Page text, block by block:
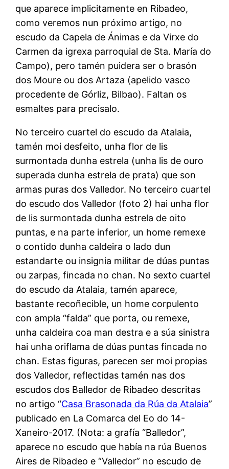
que aparece implicitamente en Ribadeo,
como veremos nun próximo artigo, no
escudo da Capela de Ánimas e da Virxe do
Carmen da igrexa parroquial de Sta. María do
Campo), pero tamén puidera ser o brasón
dos Moure ou dos Artaza (apelido vasco
procedente de Górliz, Bilbao). Faltan os
esmaltes para precisalo.
No terceiro cuartel do escudo da Atalaia,
tamén moi desfeito, unha flor de lis
surmontada dunha estrela (unha lis de ouro
superada dunha estrela de prata) que son
armas puras dos Valledor. No terceiro cuartel
do escudo dos Valledor (foto 2) hai unha flor
de lis surmontada dunha estrela de oito
puntas, e na parte inferior, un home remexe
o contido dunha caldeira o lado dun
estandarte ou insignia militar de dúas puntas
ou zarpas, fincada no chan. No sexto cuartel
do escudo da Atalaia, tamén aparece,
bastante recoñecible, un home corpulento
con ampla “falda” que porta, ou remexe,
unha caldeira coa man destra e a súa sinistra
hai unha oriflama de dúas puntas fincada no
chan. Estas figuras, parecen ser moi propias
dos Valledor, reflectidas tamén nas dos
escudos dos Balledor de Ribadeo descritas
no artigo “Casa Brasonada da Rúa da Atalaia”
publicado en La Comarca del Eo do 14-
Xaneiro-2017. (Nota: a grafía “Balledor”,
aparece no escudo que había na rúa Buenos
Aires de Ribadeo e “Valledor” no escudo de